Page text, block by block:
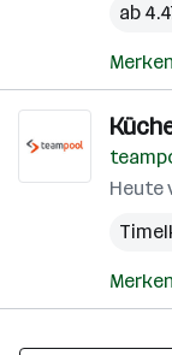
ab
Merken
Merken